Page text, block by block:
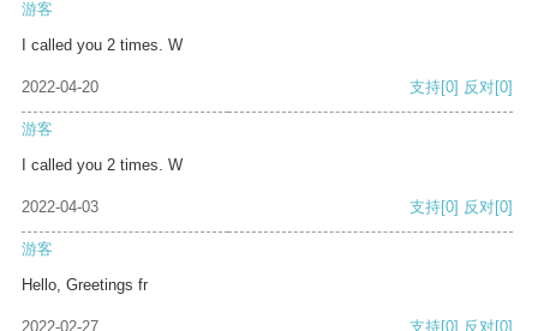
游客
I called you 2 times. W
2022-04-20 支持[0] 反对[0]
游客
I called you 2 times. W
2022-04-03 支持[0] 反对[0]
游客
Hello, Greetings fr
2022-02-27 支持[0] 反对[0]